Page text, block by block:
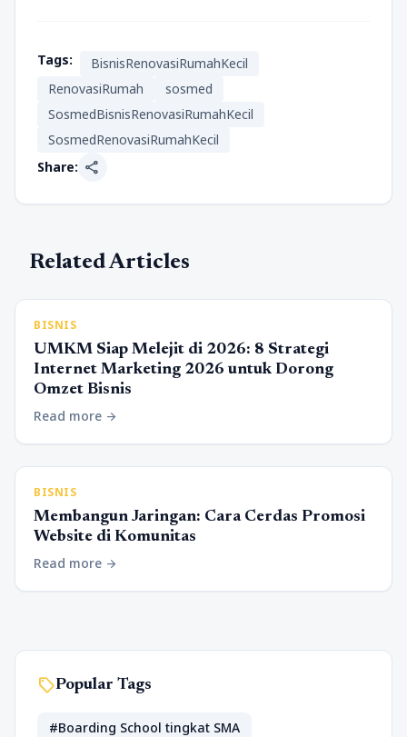
Tags:
BisnisRenovasiRumahKecil
RenovasiRumah
sosmed
SosmedBisnisRenovasiRumahKecil
SosmedRenovasiRumahKecil
Share: share
Related Articles
BISNIS
UMKM Siap Melejit di 2026: 8 Strategi
Internet Marketing 2026 untuk Dorong
Omzet Bisnis
Read more arrow_forward
BISNIS
Membangun Jaringan: Cara Cerdas Promosi
Website di Komunitas
Read more arrow_forward
sellPopular Tags
#Boarding School tingkat SMA